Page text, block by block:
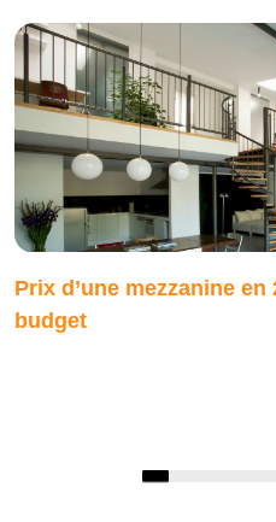
Prix d’une mezzanine en
budget